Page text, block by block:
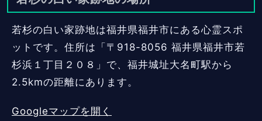
若杉の白い家跡地は福井県福井市にある心霊スポ
ットです。住所は「〒918-8056 福井県福井市若
杉浜１丁目２０８」で、福井城址大名町駅から
2.5kmの距離にあります。
Googleマップを開く